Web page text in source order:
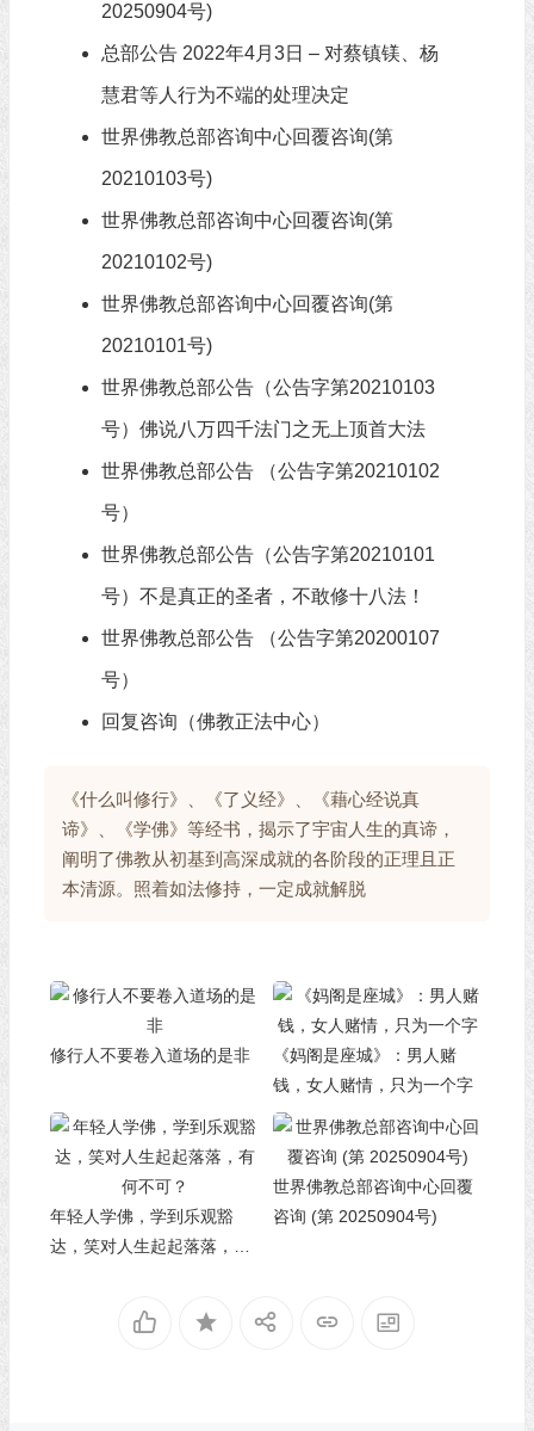
20250904号)
总部公告 2022年4月3日 – 对蔡镇镁、杨
慧君等人行为不端的处理决定
世界佛教总部咨询中心回覆咨询(第
20210103号)
世界佛教总部咨询中心回覆咨询(第
20210102号)
世界佛教总部咨询中心回覆咨询(第
20210101号)
世界佛教总部公告（公告字第20210103
号）佛说八万四千法门之无上顶首大法
世界佛教总部公告 （公告字第20210102
号）
世界佛教总部公告（公告字第20210101
号）不是真正的圣者，不敢修十八法！
世界佛教总部公告 （公告字第20200107
号）
回复咨询（佛教正法中心）
《什么叫修行》、《了义经》、《藉心经说真
谛》、《学佛》等经书，揭示了宇宙人生的真谛，
阐明了佛教从初基到高深成就的各阶段的正理且正
本清源。照着如法修持，一定成就解脱
修行人不要卷入道场的是非
《妈阁是座城》：男人赌
钱，女人赌情，只为一个字
年轻人学佛，学到乐观豁
达，笑对人生起起落落，有
世界佛教总部咨询中心回覆
咨询 (第 20250904号)